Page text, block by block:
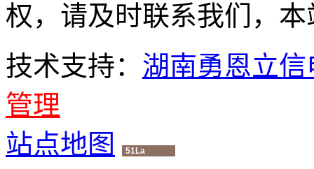
权，请及时联系我们，
技术支持： 湖南勇恩立
管理
站点地图
51La